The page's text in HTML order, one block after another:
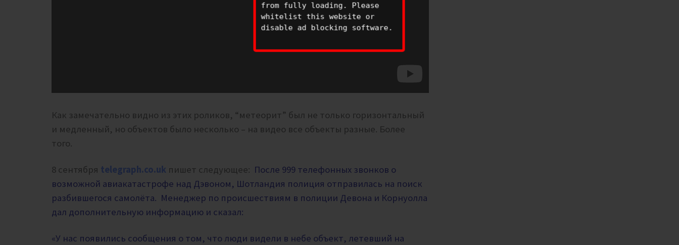
Как замечательно видно из этих роликов, “метеорит” был не только горизонтальный
и медленный, но объектов было несколько – на видео все объекты разные. Более
того.
8 сентября telegraph.co.uk пишет следующее: После 999 телефонных звонков о
возможной авиакатастрофе над Дэвоном, Шотландия полиция отправилась на поиск
разбившегося самолёта. Менеджер по происшествиям в полиции Девона и Корнуолла
дал дополнительную информацию и сказал:
«У нас появились сообщения о том, что люди видели в небе объект, летевший на
from fully loading. Please
whitelist this website or
disable ad blocking software.